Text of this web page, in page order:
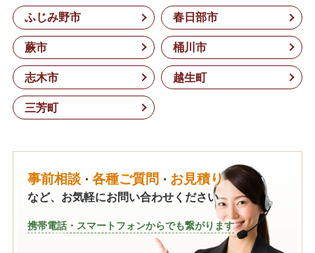
ふじみ野市 春日部市
蕨市 桶川市
志木市 越生町
三芳町
事前相談 ・ 各種ご質問 ・ お見積り
など、お気軽にお問い合わせください
携帯電話・スマートフォンからでも繋がります